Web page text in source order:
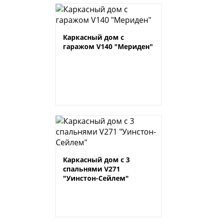
Каркасный дом с
гаражом V140 "Мериден"
Каркасный дом с 3
спальнями V271
"Уинстон-Сейлем"